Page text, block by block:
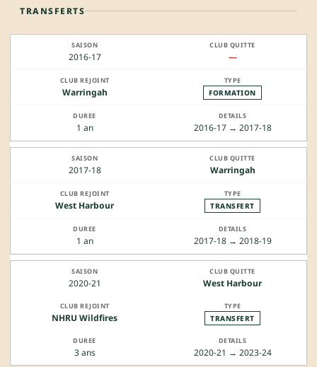
TRANSFERTS
2016-17 —
Warringah FORMATION
1 an 2016-17 → 2017-18
2017-18 Warringah
West Harbour TRANSFERT
1 an 2017-18 → 2018-19
2020-21 West Harbour
NHRU Wildfires TRANSFERT
3 ans 2020-21 → 2023-24